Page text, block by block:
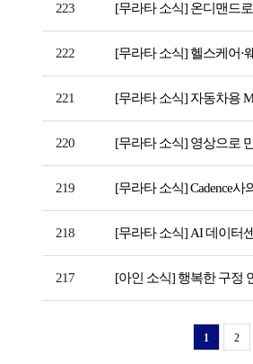
223 [무라타 소식] 온디맨드
222 [무라타 소식] 헬스케어
221 [무라타 소식] 자동차용
220 [무라타 소식] 영상으로
219 [무라타 소식] Cadence
218 [무라타 소식] AI 데이터
217 [아인 소식] 행복한 구정
1 2